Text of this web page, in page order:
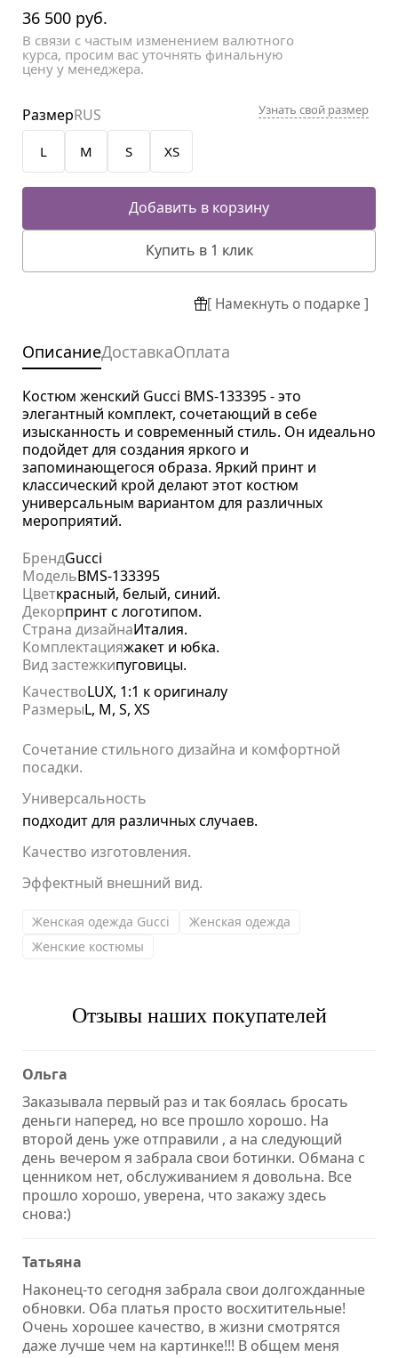
36 500 руб.
В связи с частым изменением валютного
курса, просим вас уточнять финальную
цену у менеджера.
L M S XS
РазмерRUS Узнать свой размер
Добавить в корзину
Купить в 1 клик
[ Намекнуть о подарке ]
ОписаниеДоставкаОплата
Костюм женский Gucci BMS-133395 - это
элегантный комплект, сочетающий в себе
изысканность и современный стиль. Он идеально
подойдет для создания яркого и
запоминающегося образа. Яркий принт и
классический крой делают этот костюм
универсальным вариантом для различных
мероприятий.
БрендGucci
МодельBMS-133395
Цветкрасный, белый, синий.
Декорпринт с логотипом.
Страна дизайнаИталия.
Комплектацияжакет и юбка.
Вид застежкипуговицы.
КачествоLUX, 1:1 к оригиналу
РазмерыL, M, S, XS
Сочетание стильного дизайна и комфортной
посадки.
Универсальность
подходит для различных случаев.
Качество изготовления.
Эффектный внешний вид.
Женская одежда Gucci
Женская одежда
Женские костюмы
Отзывы наших покупателей
Ольга
Заказывала первый раз и так боялась бросать
деньги наперед, но все прошло хорошо. На
второй день уже отправили , а на следующий
день вечером я забрала свои ботинки. Обмана с
ценником нет, обслуживанием я довольна. Все
прошло хорошо, уверена, что закажу здесь
снова:)
Татьяна
Наконец-то сегодня забрала свои долгожданные
обновки. Оба платья просто восхитительные!
Очень хорошее качество, в жизни смотрятся
даже лучше чем на картинке!!! В общем меня